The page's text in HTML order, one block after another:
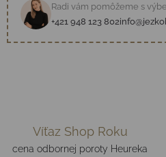
Radi vám pomôžeme s
+421 948 123 802
Víťaz Shop Roku
cena odbornej poroty Heureka